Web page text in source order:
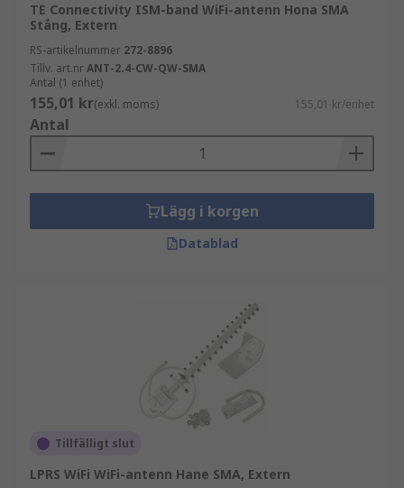
TE Connectivity ISM-band WiFi-antenn Hona SMA
Stång, Extern
RS-artikelnummer 272-8896
Tillv. art.nrANT-2.4-CW-QW-SMA
Antal (1 enhet)
155,01 kr(exkl. moms) 155,01 kr/enhet
Antal
Lägg i korgen
Datablad
Tillfälligt slut
LPRS WiFi WiFi-antenn Hane SMA, Extern